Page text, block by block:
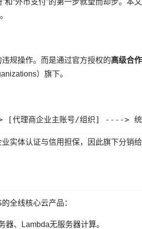
规操作。而是通过官方授权的高级合
）旗下。
理商企业主账号/组织] ----> 统
实体认证与信用担保，因此旗下分销
全线核心云产品：
、Lambda无服务器计算。